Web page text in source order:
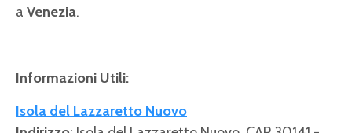
a Venezia.
Informazioni Utili:
Isola del Lazzaretto Nuovo